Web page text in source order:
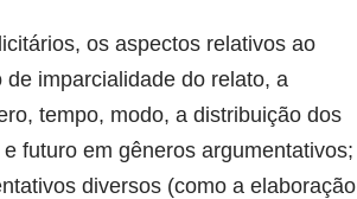
os aspectos relativos ao
imparcialidade do relato, a
tempo, modo, a distribuição dos
futuro em gêneros argumentativos;
diversos (como a elaboração